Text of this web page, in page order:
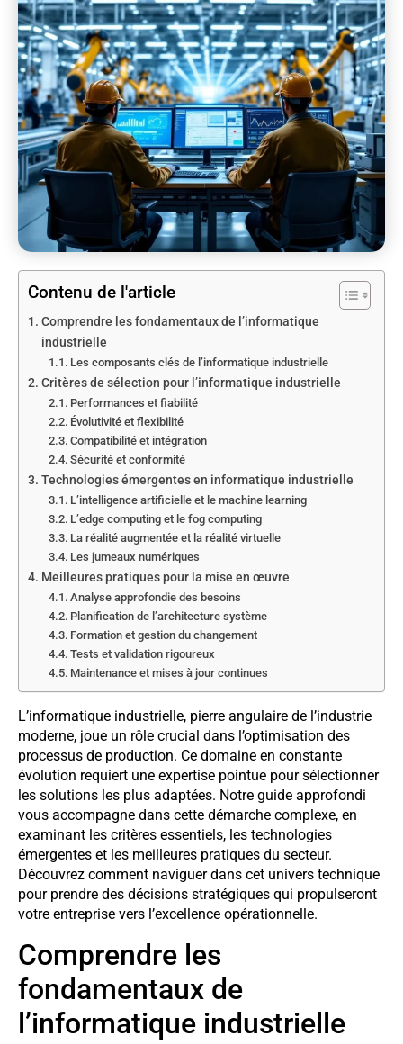
Contenu de l'article
Comprendre les fondamentaux de l’informatique
industrielle
Les composants clés de l’informatique industrielle
Critères de sélection pour l’informatique industrielle
Performances et fiabilité
Évolutivité et flexibilité
Compatibilité et intégration
Sécurité et conformité
Technologies émergentes en informatique industrielle
L’intelligence artificielle et le machine learning
L’edge computing et le fog computing
La réalité augmentée et la réalité virtuelle
Les jumeaux numériques
Meilleures pratiques pour la mise en œuvre
Analyse approfondie des besoins
Planification de l’architecture système
Formation et gestion du changement
Tests et validation rigoureux
Maintenance et mises à jour continues
L’informatique industrielle, pierre angulaire de l’industrie
moderne, joue un rôle crucial dans l’optimisation des
processus de production. Ce domaine en constante
évolution requiert une expertise pointue pour sélectionner
les solutions les plus adaptées. Notre guide approfondi
vous accompagne dans cette démarche complexe, en
examinant les critères essentiels, les technologies
émergentes et les meilleures pratiques du secteur.
Découvrez comment naviguer dans cet univers technique
pour prendre des décisions stratégiques qui propulseront
votre entreprise vers l’excellence opérationnelle.
Comprendre les
fondamentaux de
l’informatique industrielle